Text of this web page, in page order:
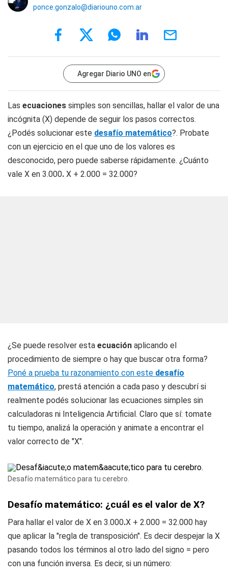
ponce.gonzalo@diariouno.com.ar
Agregar Diario UNO en
Las ecuaciones simples son sencillas, hallar el valor de una
incógnita (X) depende de seguir los pasos correctos.
¿Podés solucionar este desafío matemático?. Probate
con un ejercicio en el que uno de los valores es
desconocido, pero puede saberse rápidamente. ¿Cuánto
vale X en 3.000. X + 2.000 = 32.000?
¿Se puede resolver esta ecuación aplicando el
procedimiento de siempre o hay que buscar otra forma?
Poné a prueba tu razonamiento con este desafío
matemático, prestá atención a cada paso y descubrí si
realmente podés solucionar las ecuaciones simples sin
calculadoras ni Inteligencia Artificial. Claro que sí: tomate
tu tiempo, analizá la operación y animate a encontrar el
valor correcto de "X".
Desafío matemático para tu cerebro.
Desafío matemático: ¿cuál es el valor de X?
Para hallar el valor de X en 3.000.X + 2.000 = 32.000 hay
que aplicar la "regla de transposición". Es decir despejar la X
pasando todos los términos al otro lado del signo = pero
con una función inversa. Es decir, si un número: